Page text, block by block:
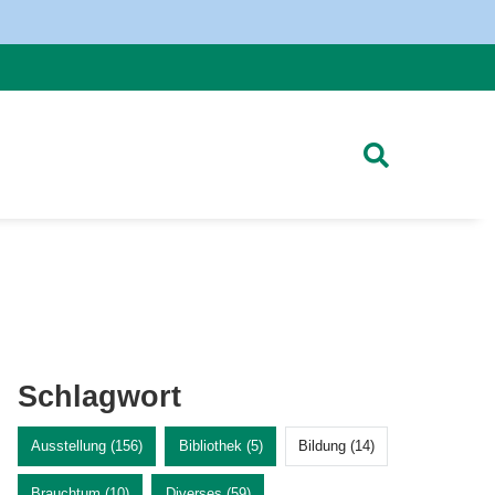
Schlagwort
Ausstellung (156) Bibliothek (5) Bildung (14)